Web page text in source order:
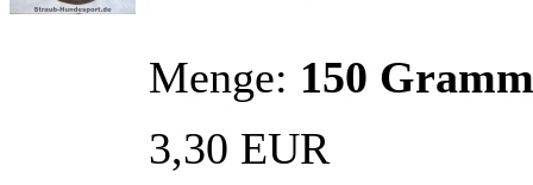
Menge: 150 Gramm
3,30 EUR